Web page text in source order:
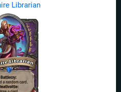
Librarian